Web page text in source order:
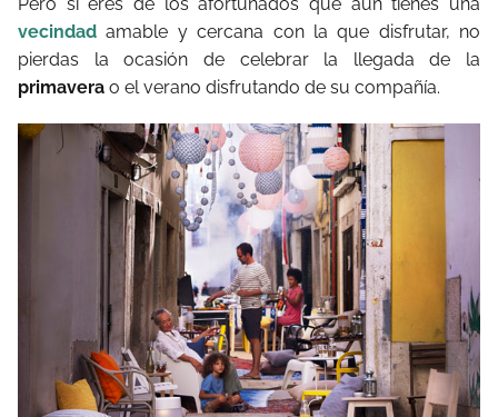
vecindad amable y cercana con la que disfrutar, no
pierdas la ocasión de celebrar la llegada de la
primavera o el verano disfrutando de su compañía.